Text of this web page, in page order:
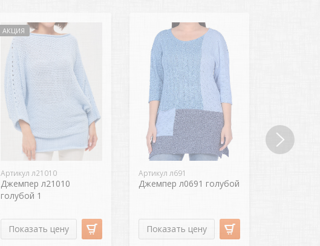
Артикул л21010
Джемпер л21010
голубой 1
АКЦИЯ
Показать цену
Артикул л691
Джемпер л0691 голубой
Показать цену